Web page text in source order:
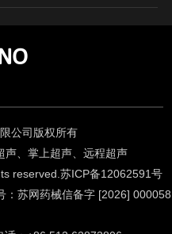
公司版权所有
声、掌上超声、远程超声
reserved. 苏ICP备12062591号
：苏网药械信备字 [2026] 000058